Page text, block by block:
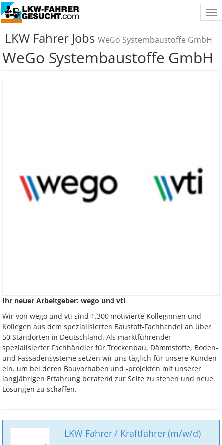
LKW Fahrer Jobs WeGo Systembaustoffe GmbH
WeGo Systembaustoffe GmbH
Ihr neuer Arbeitgeber: wego und vti
Wir von wego und vti sind 1.300 motivierte Kolleginnen und
Kollegen aus dem spezialisierten Baustoff-Fachhandel an über
50 Standorten in Deutschland. Als marktführender
spezialisierter Fachhändler für Trockenbau, Dämmstoffe, Boden-
und Fassadensysteme setzen wir uns täglich für unsere Kunden
ein, um bei deren Bauvorhaben und -projekten mit unserer
langjährigen Erfahrung beratend zur Seite zu stehen und neue
Lösungen zu schaffen.
LKW Fahrer / Kraftfahrer (m/w/d)